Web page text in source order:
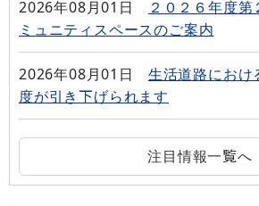
2026年08月01日
２０２６年度第
ミュニティスペースのご案内
2026年08月01日
生活道路におけ
度が引き下げられます
注目情報一覧へ